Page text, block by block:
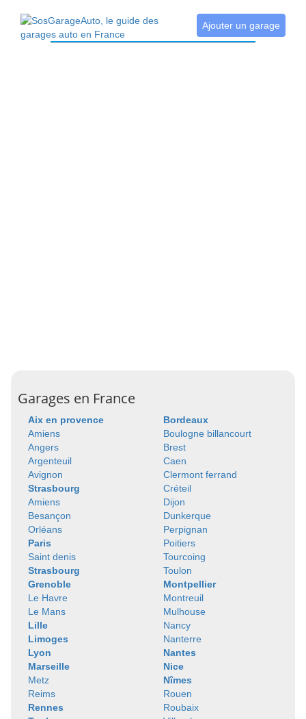
Ajouter un garage
Garages en France
Aix en provence
Amiens
Angers
Argenteuil
Avignon
Strasbourg
Amiens
Besançon
Orléans
Paris
Saint denis
Strasbourg
Bordeaux
Boulogne billancourt
Brest
Caen
Clermont ferrand
Créteil
Dijon
Dunkerque
Perpignan
Poitiers
Tourcoing
Toulon
Grenoble
Le Havre
Le Mans
Lille
Limoges
Lyon
Marseille
Metz
Reims
Rennes
Montpellier
Montreuil
Mulhouse
Nancy
Nanterre
Nantes
Nice
Nîmes
Rouen
Roubaix